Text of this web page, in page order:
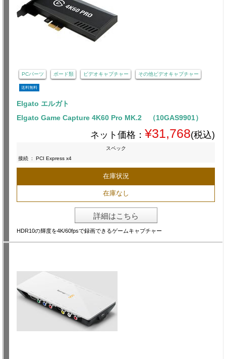
PCパーツ ボード類 ビデオキャプチャー その他ビデオキャプチャー
送料無料
Elgato エルガト
Elgato Game Capture 4K60 Pro MK.2 （10GAS9901）
ネット価格： ¥31,768(税込)
スペック
接続 : PCI Express x4
在庫状況
在庫なし
詳細はこちら
HDR10の輝度を4K/60fpsで録画できるゲームキャプチャー